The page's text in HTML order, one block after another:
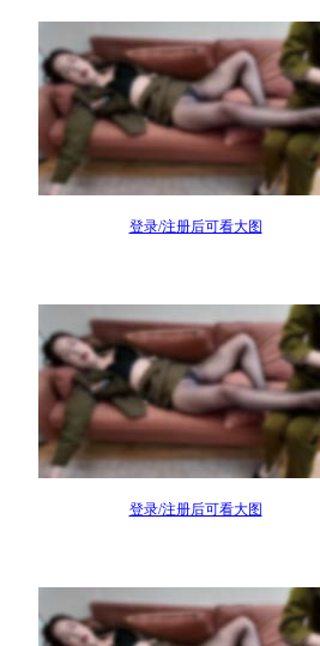
登录/注册后可看大图
登录/注册后可看大图